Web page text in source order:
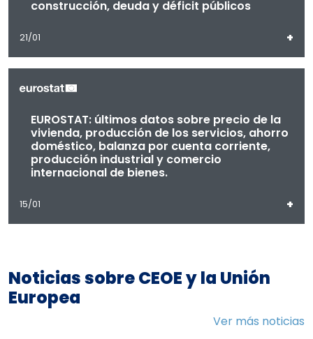
construcción, deuda y déficit públicos
21/01 +
EUROSTAT: últimos datos sobre precio de la
vivienda, producción de los servicios, ahorro
doméstico, balanza por cuenta corriente,
producción industrial y comercio
internacional de bienes.
15/01 +
Noticias sobre CEOE y la Unión
Europea
Ver más noticias